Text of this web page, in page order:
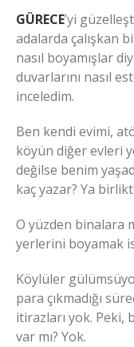
GÜRECE’yi
adalarda çalışkan
nasıl boyamışlar
duvarlarını nasıl
inceledim.
Ben kendi evimi,
köyün diğer evleri
değilse benim
kaç yazar? Ya
O yüzden binalara
yerlerini boyamak
Köylüler
para çıkmadığı
itirazları yok. Peki,
var mı? Yok.